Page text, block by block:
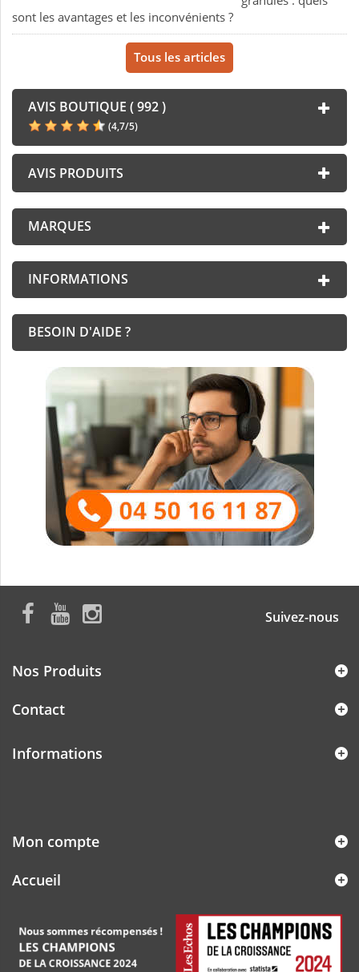
sont les avantages et les inconvénients ?
Tous les articles
AVIS BOUTIQUE ( 992 )
(4,7/5)
AVIS PRODUITS
MARQUES
INFORMATIONS
BESOIN D'AIDE ?
Suivez-nous
Nos Produits
Contact
Informations
Mon compte
Accueil